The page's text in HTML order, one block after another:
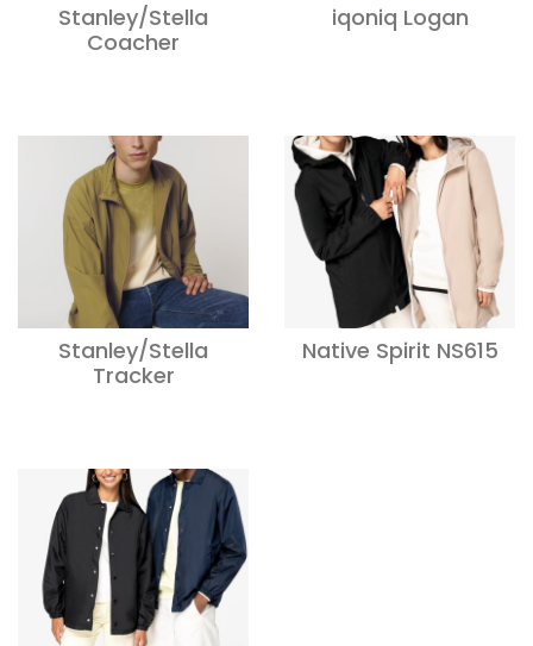
Stanley/Stella
Coacher
iqoniq Logan
Stanley/Stella
Tracker
Native Spirit NS615